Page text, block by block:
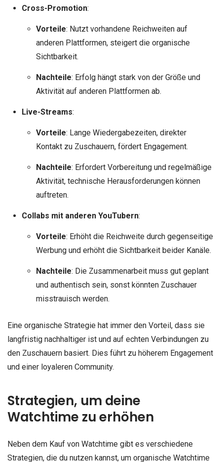
Cross-Promotion:
Vorteile: Nutzt vorhandene Reichweiten auf
anderen Plattformen, steigert die organische
Sichtbarkeit.
Nachteile: Erfolg hängt stark von der Größe und
Aktivität auf anderen Plattformen ab.
Live-Streams:
Vorteile: Lange Wiedergabezeiten, direkter
Kontakt zu Zuschauern, fördert Engagement.
Nachteile: Erfordert Vorbereitung und regelmäßige
Aktivität, technische Herausforderungen können
auftreten.
Collabs mit anderen YouTubern:
Vorteile: Erhöht die Reichweite durch gegenseitige
Werbung und erhöht die Sichtbarkeit beider Kanäle.
Nachteile: Die Zusammenarbeit muss gut geplant
und authentisch sein, sonst könnten Zuschauer
misstrauisch werden.
Eine organische Strategie hat immer den Vorteil, dass sie
langfristig nachhaltiger ist und auf echten Verbindungen zu
den Zuschauern basiert. Dies führt zu höherem Engagement
und einer loyaleren Community.
Strategien, um deine
Watchtime zu erhöhen
Neben dem Kauf von Watchtime gibt es verschiedene
Strategien, die du nutzen kannst, um organische Watchtime